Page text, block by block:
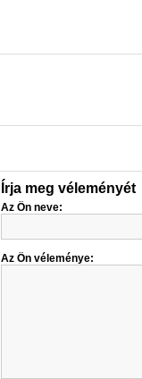
Írja meg véleményét
Az Ön neve:
Az Ön véleménye: